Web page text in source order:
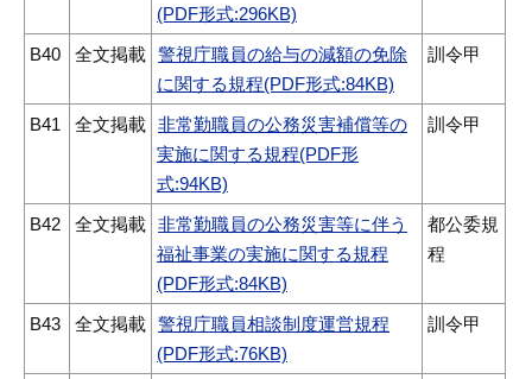
(PDF形式:296KB)
B40 全文掲載 警視庁職員の給与の減額の免除
に関する規程(PDF形式:84KB)
訓令甲
B41 全文掲載 非常勤職員の公務災害補償等の
実施に関する規程(PDF形
式:94KB)
訓令甲
B42 全文掲載 非常勤職員の公務災害等に伴う
福祉事業の実施に関する規程
(PDF形式:84KB)
都公委規
程
B43 全文掲載 警視庁職員相談制度運営規程
(PDF形式:76KB)
訓令甲